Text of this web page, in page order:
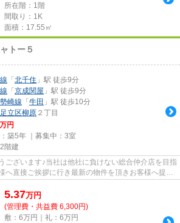
所在階：1階
間取り：1K
面積：17.55㎡
トー５
「 北千住 」駅 徒歩9分
「 京成関屋 」駅 徒歩9分
崎線 「 牛田 」駅 徒歩10分
足立区柳原 ２丁目
万円
築5年 ｜募集中： 3室
階建
ございます♪当社は他社に負けない総合仲介店を目指
へ直接ご挨拶に行き最新の物件を頂きお客様へ提供
5.37万円
(管理費・共益費 6,300円)
敷：6万円｜礼：6万円